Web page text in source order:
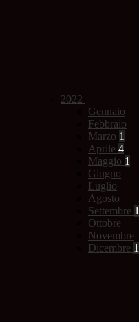
2022
Gennaio
Febbraio
Marzo 1
Aprile 4
Maggio 1
Giugno
Luglio
Agosto
Settembre 1
Ottobre
Novembre
Dicembre 1